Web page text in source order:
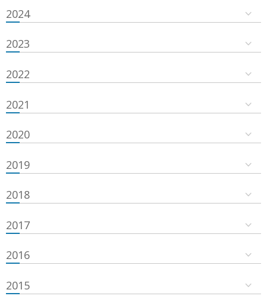
2024
2023
2022
2021
2020
2019
2018
2017
2016
2015